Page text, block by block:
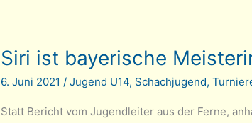
U14:
2
Siri ist bayerische
6. Juni 2021 / Jugend U14, Schachjugend,
Statt Bericht vom Jugendleiter aus der Ferne,